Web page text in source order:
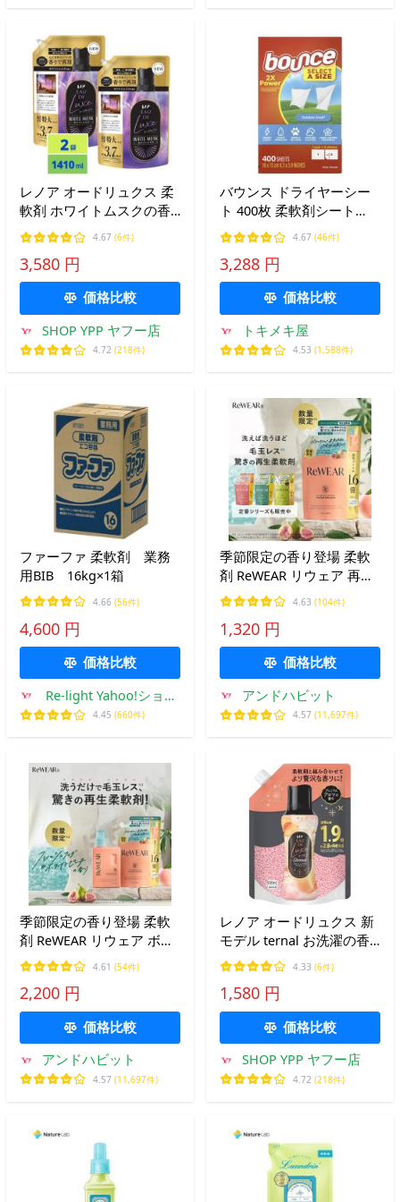
レノア オードリュクス 柔
軟剤 ホワイトムスクの香
り 詰め替え 1410mL 2袋セ
ット
4.67 (6件)
3,580 円
価格比較
SHOP YPP ヤフー店
4.72 (218件)
バウンス ドライヤーシー
ト 400枚 柔軟剤シート
78540 乾燥機用 コストコ
しわを防ぐ 静電気を防ぐ
柔軟効果 天日干し 洗濯用
品 Bounce
4.67 (46件)
3,288 円
価格比較
トキメキ屋
4.53 (1,588件)
ファーファ 柔軟剤 業務
用BIB 16kg×1箱
4.66 (56件)
4,600 円
価格比較
Re-light Yahoo!ショッ
プ
4.45 (660件)
季節限定の香り登場 柔軟
剤 ReWEAR リウェア 再生
柔軟剤 詰め替え 800ml フ
レッシュフィグ＆ホワイト
ティー おしゃれ着 消臭 抗
菌 洗濯 毛玉 詰替え用
4.63 (104件)
1,320 円
価格比較
アンドハビット
4.57 (11,697件)
季節限定の香り登場 柔軟
剤 ReWEAR リウェア ボト
ル 再生柔軟剤 柔軟剤 おし
ゃれ着 詰替え 2点セット
詰め替え 詰替 ふわふわ 消
臭 抗菌 洗濯 毛玉 数量
4.61 (54件)
2,200 円
価格比較
アンドハビット
4.57 (11,697件)
レノア オードリュクス 新
モデル ternal お洗濯の香
り付けビーズ ホワイトム
スク&amp;アプリコット
の香り 詰め替え 920ml 柔
軟剤と一緒に使って香り長
4.33 (6件)
1,580 円
価格比較
SHOP YPP ヤフー店
4.72 (218件)